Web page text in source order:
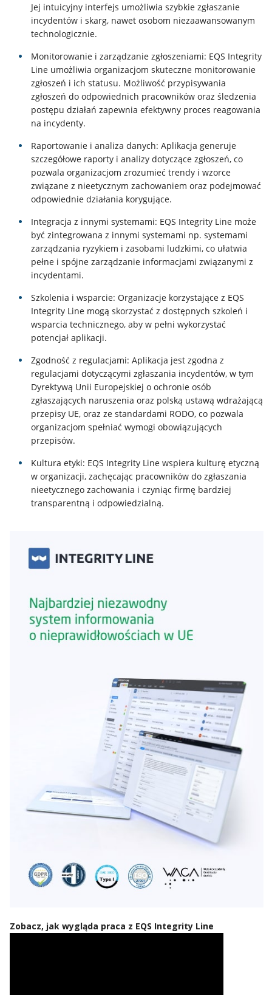
Jej intuicyjny interfejs umożliwia szybkie zgłaszanie
incydentów i skarg, nawet osobom niezaawansowanym
technologicznie.
Monitorowanie i zarządzanie zgłoszeniami: EQS Integrity
Line umożliwia organizacjom skuteczne monitorowanie
zgłoszeń i ich statusu. Możliwość przypisywania
zgłoszeń do odpowiednich pracowników oraz śledzenia
postępu działań zapewnia efektywny proces reagowania
na incydenty.
Raportowanie i analiza danych: Aplikacja generuje
szczegółowe raporty i analizy dotyczące zgłoszeń, co
pozwala organizacjom zrozumieć trendy i wzorce
związane z nieetycznym zachowaniem oraz podejmować
odpowiednie działania korygujące.
Integracja z innymi systemami: EQS Integrity Line może
być zintegrowana z innymi systemami np. systemami
zarządzania ryzykiem i zasobami ludzkimi, co ułatwia
pełne i spójne zarządzanie informacjami związanymi z
incydentami.
Szkolenia i wsparcie: Organizacje korzystające z EQS
Integrity Line mogą skorzystać z dostępnych szkoleń i
wsparcia technicznego, aby w pełni wykorzystać
potencjał aplikacji.
Zgodność z regulacjami: Aplikacja jest zgodna z
regulacjami dotyczącymi zgłaszania incydentów, w tym
Dyrektywą Unii Europejskiej o ochronie osób
zgłaszających naruszenia oraz polską ustawą wdrażającą
przepisy UE, oraz ze standardami RODO, co pozwala
organizacjom spełniać wymogi obowiązujących
przepisów.
Kultura etyki: EQS Integrity Line wspiera kulturę etyczną
w organizacji, zachęcając pracowników do zgłaszania
nieetycznego zachowania i czyniąc firmę bardziej
transparentną i odpowiedzialną.
Zobacz, jak wygląda praca z EQS Integrity Line